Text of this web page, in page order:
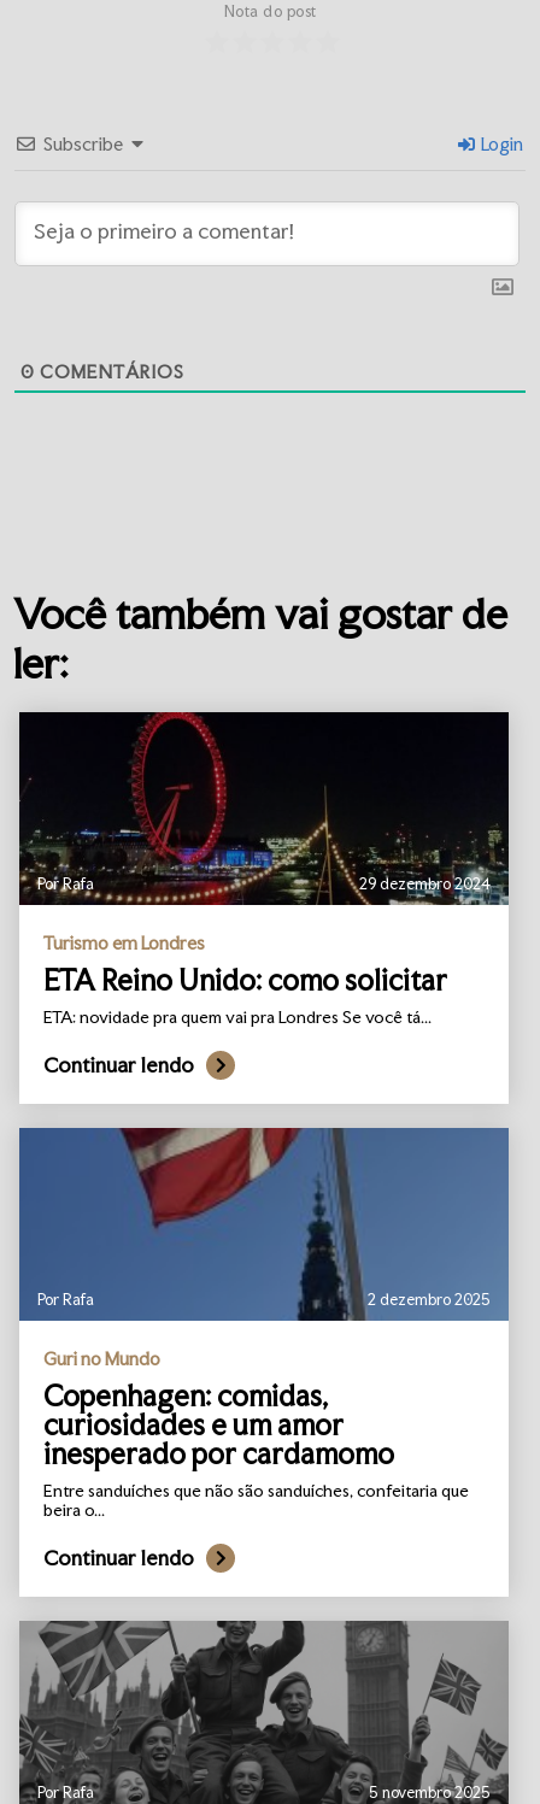
Nota do post
Subscribe Login
0 COMENTÁRIOS
Você também vai gostar de
ler:
Por Rafa 29 dezembro 2024
Turismo em Londres
ETA Reino Unido: como solicitar
ETA: novidade pra quem vai pra Londres Se você tá...
Continuar lendo
Por Rafa 2 dezembro 2025
Guri no Mundo
Copenhagen: comidas,
curiosidades e um amor
inesperado por cardamomo
Entre sanduíches que não são sanduíches, confeitaria que
beira o...
Continuar lendo
Por Rafa 5 novembro 2025